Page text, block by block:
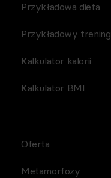
Przykładowa dieta
Przykładowy trening
Kalkulator kalorii
Kalkulator BMI
Oferta
Metamorfozy